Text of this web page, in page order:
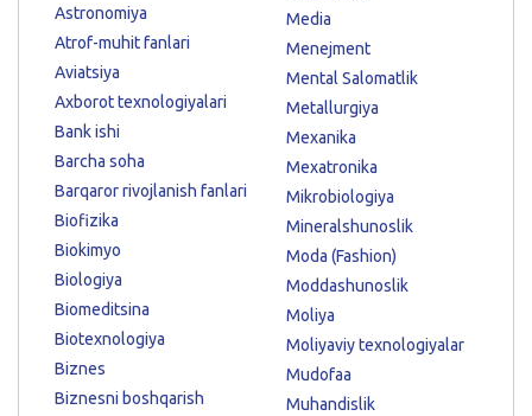
Astronomiya
Atrof-muhit fanlari
Aviatsiya
Axborot texnologiyalari
Bank ishi
Barcha soha
Barqaror rivojlanish fanlari
Biofizika
Biokimyo
Biologiya
Biomeditsina
Biotexnologiya
Biznes
Biznesni boshqarish
Media
Menejment
Mental Salomatlik
Metallurgiya
Mexanika
Mexatronika
Mikrobiologiya
Mineralshunoslik
Moda (Fashion)
Moddashunoslik
Moliya
Moliyaviy texnologiyalar
Mudofaa
Muhandislik